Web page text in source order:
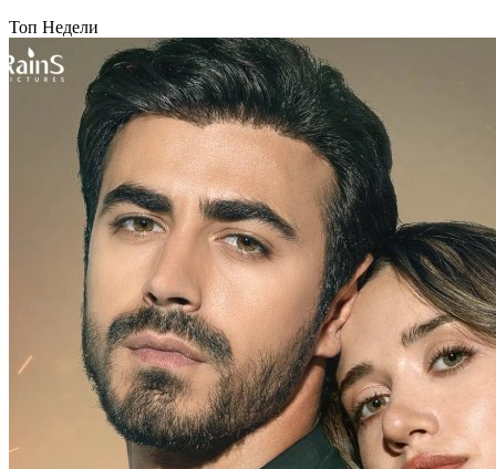
Топ Недели